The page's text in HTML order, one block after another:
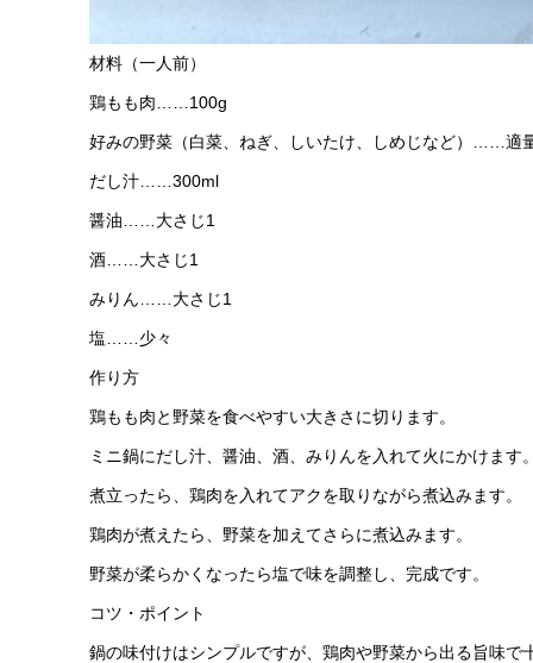
材料（一人前）
鶏もも肉……100g
好みの野菜（白菜、ねぎ、しいたけ、しめじなど）……適
だし汁……300ml
醤油……大さじ1
酒……大さじ1
みりん……大さじ1
塩……少々
作り方
鶏もも肉と野菜を食べやすい大きさに切ります。
ミニ鍋にだし汁、醤油、酒、みりんを入れて火にかけます
煮立ったら、鶏肉を入れてアクを取りながら煮込みます。
鶏肉が煮えたら、野菜を加えてさらに煮込みます。
野菜が柔らかくなったら塩で味を調整し、完成です。
コツ・ポイント
鍋の味付けはシンプルですが、鶏肉や野菜から出る旨味で